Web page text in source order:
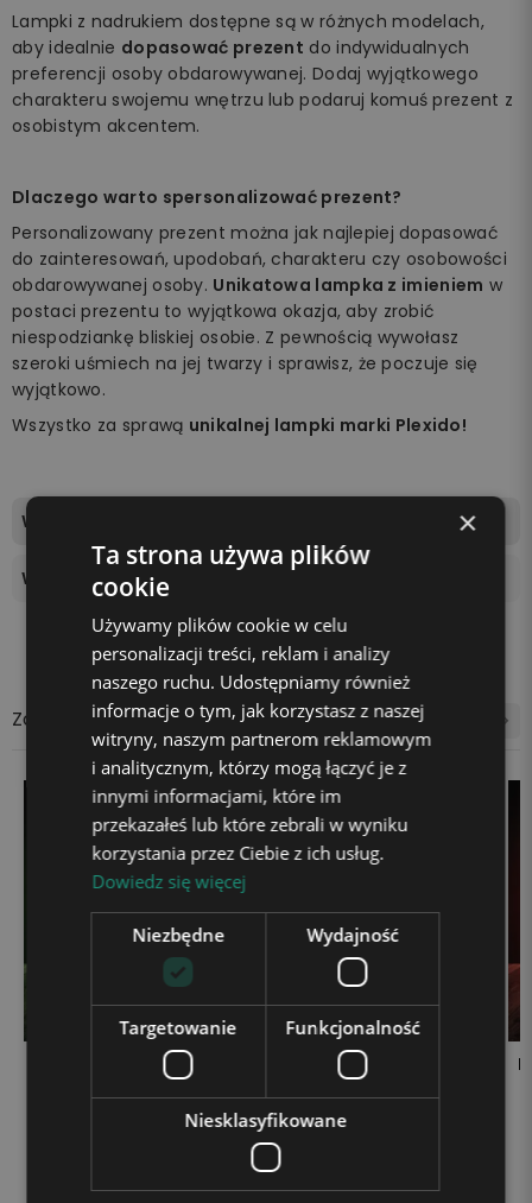
Lampki z nadrukiem dostępne są w różnych modelach,
aby idealnie dopasować prezent do indywidualnych
preferencji osoby obdarowywanej. Dodaj wyjątkowego
charakteru swojemu wnętrzu lub podaruj komuś prezent z
osobistym akcentem.
Dlaczego warto spersonalizować prezent?
Personalizowany prezent można jak najlepiej dopasować
do zainteresowań, upodobań, charakteru czy osobowości
obdarowywanej osoby. Unikatowa lampka z imieniem w
postaci prezentu to wyjątkowa okazja, aby zrobić
niespodziankę bliskiej osobie. Z pewnością wywołasz
szeroki uśmiech na jej twarzy i sprawisz, że poczuje się
wyjątkowo.
Wszystko za sprawą unikalnej lampki marki Plexido!
Wymiary tablicy świetlnej
Wysokość podstawki 4 cm
Zobacz także
Lampka LED 3D Plexido
Roblox Piłkarz
Lampka LED 3D Plexido
Roblox Ekipa
99,90 zł
×
Ta strona używa plików
cookie
Używamy plików cookie w celu
personalizacji treści, reklam i analizy
naszego ruchu. Udostępniamy również
informacje o tym, jak korzystasz z naszej
witryny, naszym partnerom reklamowym
i analitycznym, którzy mogą łączyć je z
innymi informacjami, które im
przekazałeś lub które zebrali w wyniku
korzystania przez Ciebie z ich usług.
Dowiedz się więcej
Niezbędne Wydajność
Targetowanie Funkcjonalność
Niesklasyfikowane